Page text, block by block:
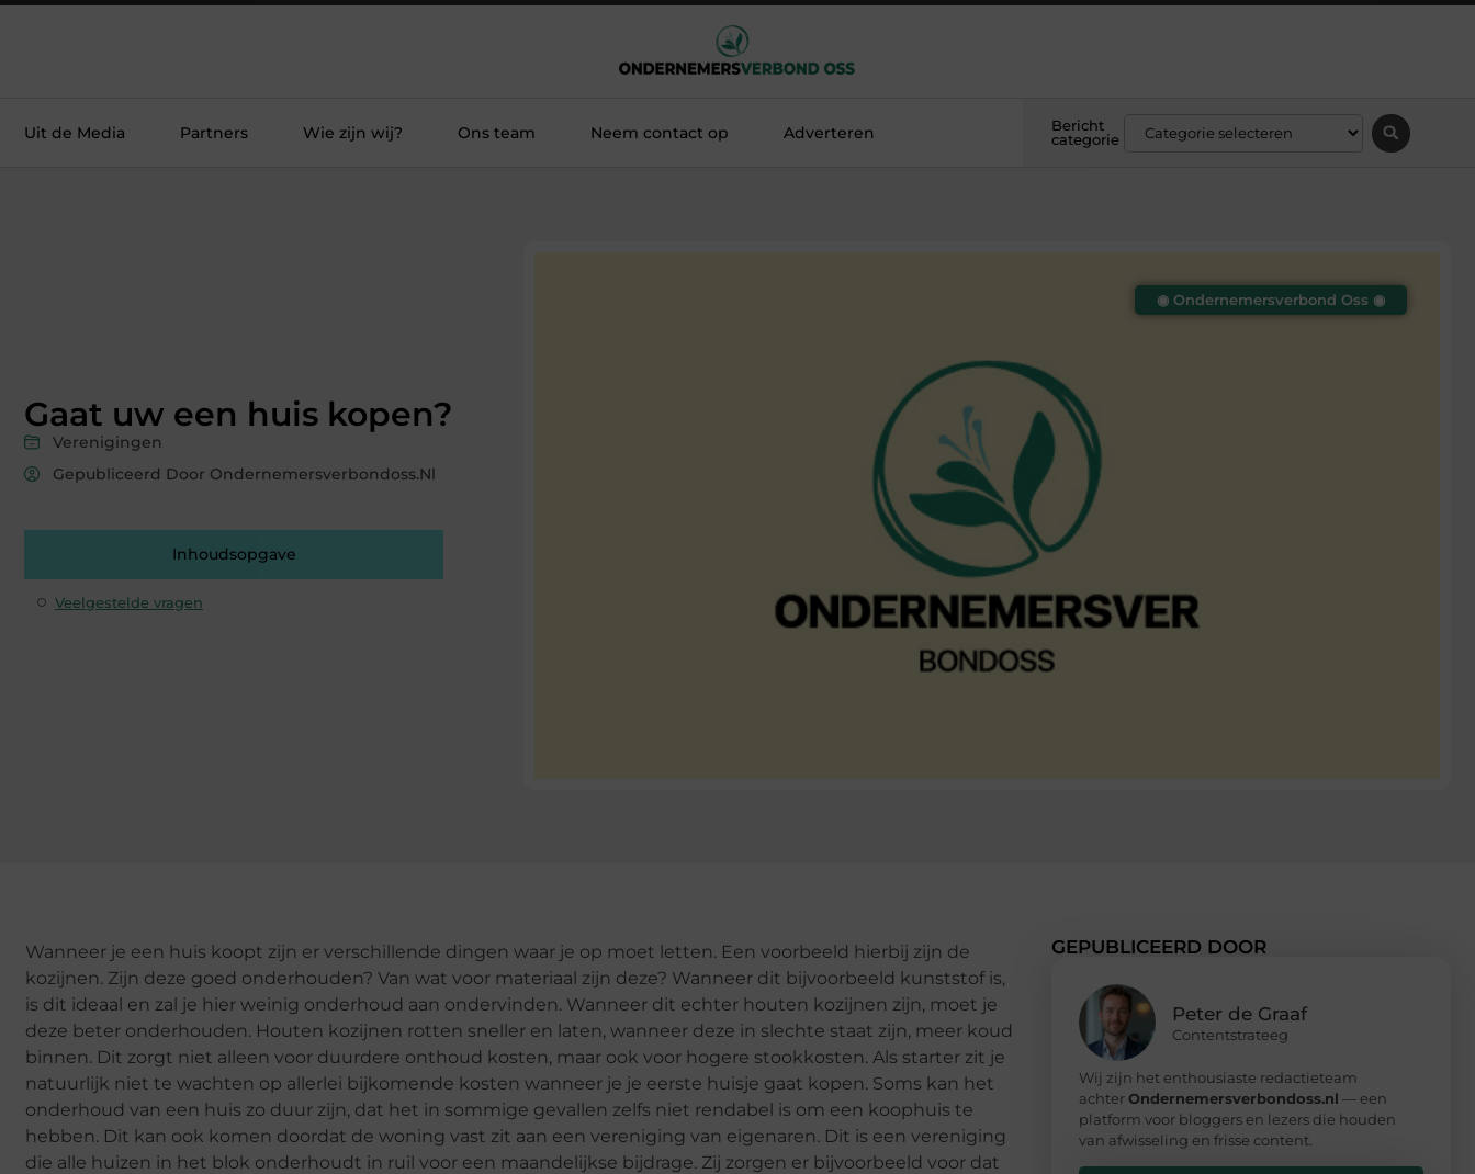
Uit de Media Partners Wie zijn wij? Ons team Neem contact op Adverteren
Bericht
categorie
Gaat uw een huis kopen?
Verenigingen
Gepubliceerd Door Ondernemersverbondoss.nl
Inhoudsopgave
Veelgestelde vragen
◉ Ondernemersverbond Oss ◉
Wanneer je een huis koopt zijn er verschillende dingen waar je op moet letten. Een voorbeeld hierbij zijn de
kozijnen. Zijn deze goed onderhouden? Van wat voor materiaal zijn deze? Wanneer dit bijvoorbeeld kunststof is,
is dit ideaal en zal je hier weinig onderhoud aan ondervinden. Wanneer dit echter houten kozijnen zijn, moet je
deze beter onderhouden. Houten kozijnen rotten sneller en laten, wanneer deze in slechte staat zijn, meer koud
binnen. Dit zorgt niet alleen voor duurdere onthoud kosten, maar ook voor hogere stookkosten. Als starter zit je
natuurlijk niet te wachten op allerlei bijkomende kosten wanneer je je eerste huisje gaat kopen. Soms kan het
onderhoud van een huis zo duur zijn, dat het in sommige gevallen zelfs niet rendabel is om een koophuis te
hebben. Dit kan ook komen doordat de woning vast zit aan een vereniging van eigenaren. Dit is een vereniging
die alle huizen in het blok onderhoudt in ruil voor een maandelijkse bijdrage. Zij zorgen er bijvoorbeeld voor dat
GEPUBLICEERD DOOR
Peter de Graaf
Contentstrateeg
Wij zijn het enthousiaste redactieteam
achterOndernemersverbondoss.nl — een
platform voor bloggers en lezers die houden
van afwisseling en frisse content.